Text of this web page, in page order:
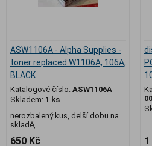
ASW1106A - Alpha Supplies -
toner replaced W1106A, 106A,
BLACK
Katalogové číslo: ASW1106A
Skladem: 1 ks
nerozbalený kus, delší dobu na
skladě,
650 Kč 1